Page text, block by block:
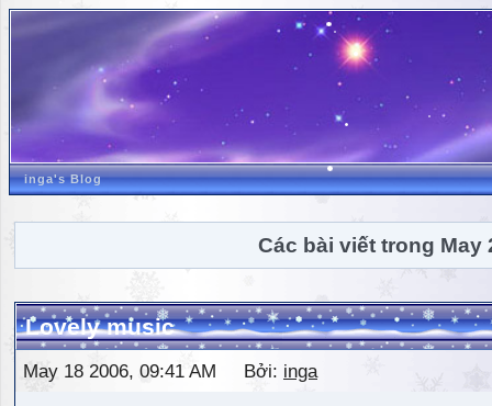
inga's Blog
Các bài viết trong May
Lovely music
May 18 2006, 09:41 AM Bởi: inga